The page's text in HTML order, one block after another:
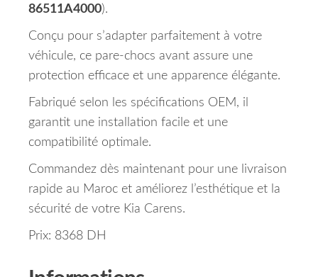
86511A4000).
Conçu pour s’adapter parfaitement à votre
véhicule, ce pare-chocs avant assure une
protection efficace et une apparence élégante.
Fabriqué selon les spécifications OEM, il
garantit une installation facile et une
compatibilité optimale.
Commandez dès maintenant pour une livraison
rapide au Maroc et améliorez l’esthétique et la
sécurité de votre Kia Carens.
Prix: 8368 DH